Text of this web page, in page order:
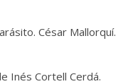
César Mallorquí.
Inés Cortell Cerdá.